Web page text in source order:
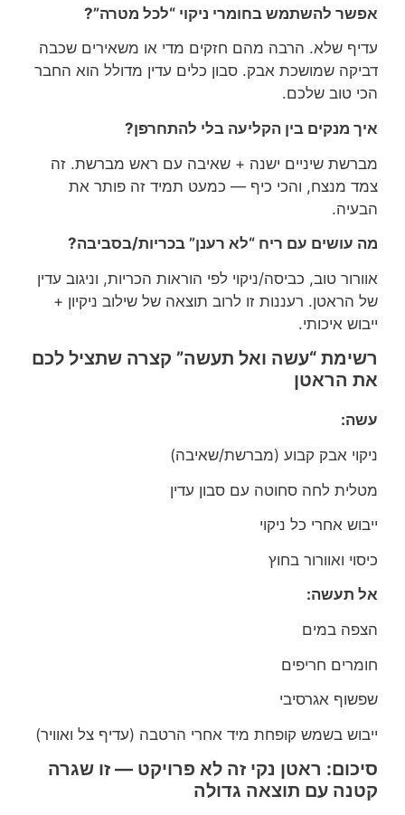
אפשר להשתמש בחומרי ניקוי “לכל מטרה”?
עדיף שלא. הרבה מהם חזקים מדי או משאירים שכבה
דביקה שמושכת אבק. סבון כלים עדין מדולל הוא החבר
הכי טוב שלכם.
איך מנקים בין הקליעה בלי להתחרפן?
מברשת שיניים ישנה + שאיבה עם ראש מברשת. זה
צמד מנצח, והכי כיף — כמעט תמיד זה פותר את
הבעיה.
מה עושים עם ריח “לא רענן” בכריות/בסביבה?
אוורור טוב, כביסה/ניקוי לפי הוראות הכריות, וניגוב עדין
של הראטן. רעננות זו לרוב תוצאה של שילוב ניקיון +
ייבוש איכותי.
רשימת “עשה ואל תעשה” קצרה שתציל לכם
את הראטן
עשה:
ניקוי אבק קבוע (מברשת/שאיבה)
מטלית לחה סחוטה עם סבון עדין
ייבוש אחרי כל ניקוי
כיסוי ואוורור בחוץ
אל תעשה:
הצפה במים
חומרים חריפים
שפשוף אגרסיבי
ייבוש בשמש קופחת מיד אחרי הרטבה (עדיף צל ואוויר)
סיכום: ראטן נקי זה לא פרויקט — זו שגרה
קטנה עם תוצאה גדולה